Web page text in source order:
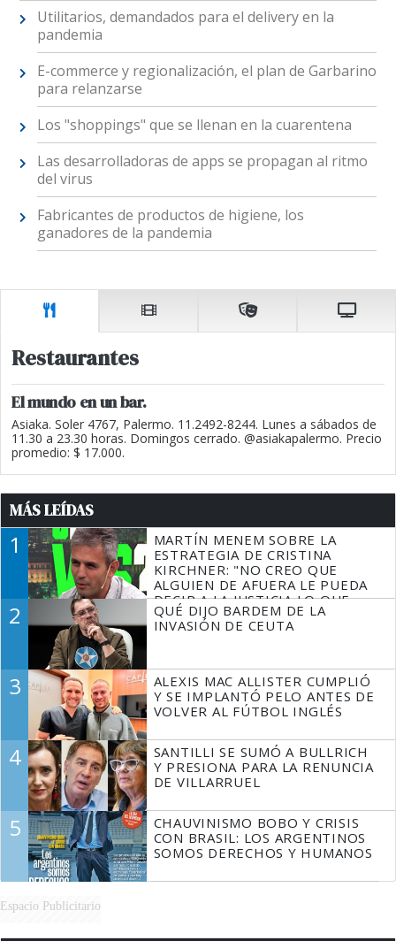
Utilitarios, demandados para el delivery en la
pandemia
E-commerce y regionalización, el plan de Garbarino
para relanzarse
Los "shoppings" que se llenan en la cuarentena
Las desarrolladoras de apps se propagan al ritmo
del virus
Fabricantes de productos de higiene, los
ganadores de la pandemia
Restaurantes
El mundo en un bar.
Asiaka. Soler 4767, Palermo. 11.2492-8244. Lunes a sábados de
11.30 a 23.30 horas. Domingos cerrado. @asiakapalermo. Precio
promedio: $ 17.000.
MÁS LEÍDAS
1
MARTÍN MENEM SOBRE LA
ESTRATEGIA DE CRISTINA
KIRCHNER: "NO CREO QUE
ALGUIEN DE AFUERA LE PUEDA
DECIR A LA JUSTICIA LO QUE
TIENE QUE HACER"
2
QUÉ DIJO BARDEM DE LA
INVASIÓN DE CEUTA
3
ALEXIS MAC ALLISTER CUMPLIÓ
Y SE IMPLANTÓ PELO ANTES DE
VOLVER AL FÚTBOL INGLÉS
4
SANTILLI SE SUMÓ A BULLRICH
Y PRESIONA PARA LA RENUNCIA
DE VILLARRUEL
5
CHAUVINISMO BOBO Y CRISIS
CON BRASIL: LOS ARGENTINOS
SOMOS DERECHOS Y HUMANOS
Espacio Publicitario